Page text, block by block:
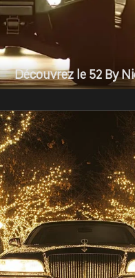
Découvrez le 52 By